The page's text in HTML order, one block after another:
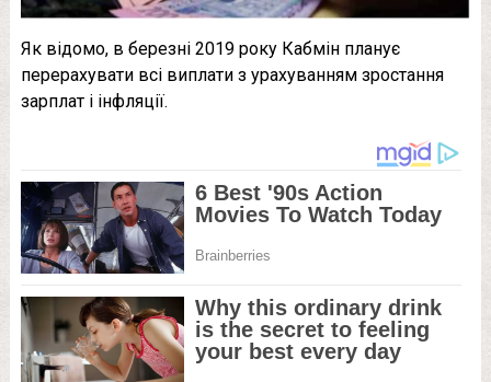
Як відомо, в березні 2019 року Кабмін планує
перерахувати всі виплати з урахуванням зростання
зарплат і інфляції.